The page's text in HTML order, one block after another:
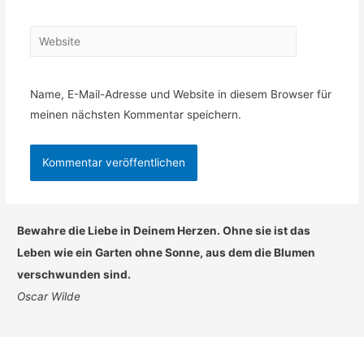
Website
Name, E-Mail-Adresse und Website in diesem Browser für
meinen nächsten Kommentar speichern.
Bewahre die Liebe in Deinem Herzen. Ohne sie ist das
Leben wie ein Garten ohne Sonne, aus dem die Blumen
verschwunden sind.
Oscar Wilde